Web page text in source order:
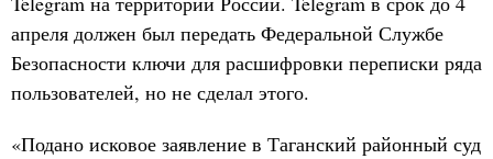
апреля должен был передать Федеральной Службе
Безопасности ключи для расшифровки переписки ряда
пользователей, но не сделал этого.
«Подано исковое заявление в Таганский районный суд